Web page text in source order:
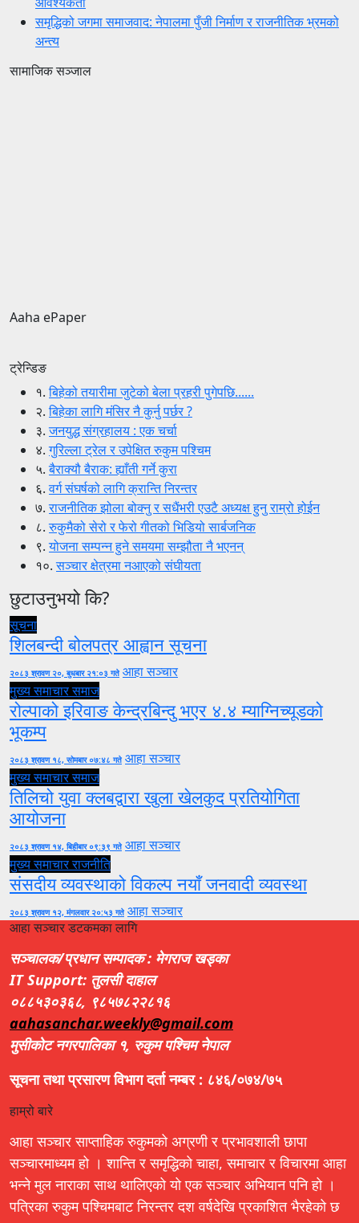
समृद्धिको जगमा समाजवाद: नेपालमा पुँजी निर्माण र राजनीतिक भ्रमको
अन्त्य
सामाजिक सञ्जाल
Aaha ePaper
ट्रेन्डिङ
१.बिहेको तयारीमा जुटेको बेला प्रहरी पुगेपछि......
२.बिहेका लागि मंसिर नै कुर्नु पर्छर ?
३.जनयुद्ध संग्रहालय : एक चर्चा
४.गुरिल्ला ट्रेल र उपेक्षित रुकुम पश्चिम
५.बैराक्यौ बैराक: ह्याँती गर्ने कुरा
६.वर्ग संघर्षको लागि क्रान्ति निरन्तर
७.राजनीतिक झोला बोक्नु र सधैंभरी एउटै अध्यक्ष हुनु राम्रो होईन
८.रुकुमैको सेरो र फेरो गीतको भिडियो सार्बजनिक
९.योजना सम्पन्न हुने समयमा सम्झौता नै भएनन्
१०.सञ्चार क्षेत्रमा नआएको संघीयता
छुटाउनुभयो कि?
सूचना
शिलबन्दी बोलपत्र आह्वान सूचना
२०८३ श्रावण २०, बुधबार २१:०३ गते आहा सञ्चार
मुख्य समाचारसमाज
रोल्पाको इरिवाङ केन्द्रबिन्दु भएर ४.४ म्याग्निच्यूडको
भूकम्प
२०८३ श्रावण १८, सोमबार ०७:४८ गते आहा सञ्चार
मुख्य समाचारसमाज
तिलिचो युवा क्लबद्वारा खुला खेलकुद प्रतियोगिता
आयोजना
२०८३ श्रावण १४, बिहीबार ०९:३९ गते आहा सञ्चार
मुख्य समाचारराजनीति
संसदीय व्यवस्थाको विकल्प नयाँ जनवादी व्यवस्था
२०८३ श्रावण १२, मंगलवार २०:५३ गते आहा सञ्चार
आहा सञ्चार डटकमका लागि
सञ्चालक/प्रधान सम्पादक : मेगराज खड्का
IT Support: तुलसी दाहाल
०८८५३०३६८, ९८५७८२२८१६
aahasanchar.weekly@gmail.com
मुसीकोट नगरपालिका १, रुकुम पश्चिम नेपाल
सूचना तथा प्रसारण विभाग दर्ता नम्बर : ८४६/०७४/७५
हाम्रो बारे
आहा सञ्चार साप्ताहिक रुकुमको अग्रणी र प्रभावशाली छापा
सञ्चारमाध्यम हो । शान्ति र समृद्धिको चाहा, समाचार र विचारमा आहा
भन्ने मुल नाराका साथ थालिएको यो एक सञ्चार अभियान पनि हो ।
पत्रिका रुकुम पश्चिमबाट निरन्तर दश वर्षदेखि प्रकाशित भैरहेको छ